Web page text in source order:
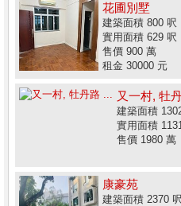
花圃別墅
建築面積 800 呎
實用面積 629 呎
售價 900 萬
租金 30000 元
又一村, 牡
建築面積
實用面積
售價 1980 萬
康豪苑
建築面積 2370 呎